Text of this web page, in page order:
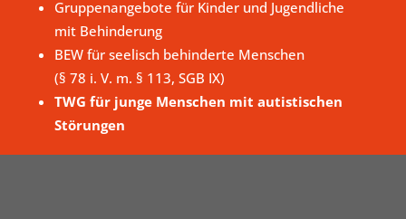
Gruppenangebote für Kinder und Jugendliche
mit Behinderung
BEW für seelisch behinderte Menschen
(§ 78 i. V. m. § 113, SGB IX)
TWG für junge Menschen mit autistischen
Störungen